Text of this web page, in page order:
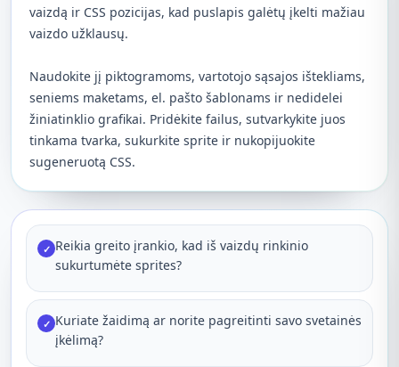
vaizdą ir CSS pozicijas, kad puslapis galėtų įkelti mažiau
vaizdo užklausų.
Naudokite jį piktogramoms, vartotojo sąsajos ištekliams,
seniems maketams, el. pašto šablonams ir nedidelei
žiniatinklio grafikai. Pridėkite failus, sutvarkykite juos
tinkama tvarka, sukurkite sprite ir nukopijuokite
sugeneruotą CSS.
✓ Reikia greito įrankio, kad iš vaizdų rinkinio
sukurtumėte sprites?
✓ Kuriate žaidimą ar norite pagreitinti savo svetainės
įkėlimą?